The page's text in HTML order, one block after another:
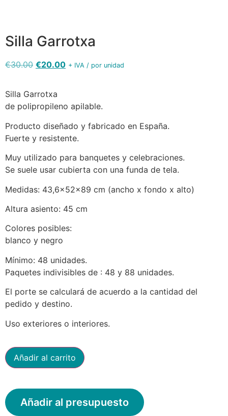
Silla Garrotxa
€30.00 €20.00 + IVA / por unidad
Silla Garrotxa
de polipropileno apilable.
Producto diseñado y fabricado en España.
Fuerte y resistente.
Muy utilizado para banquetes y celebraciones.
Se suele usar cubierta con una funda de tela.
Medidas: 43,6x52x89 cm (ancho x fondo x alto)
Altura asiento: 45 cm
Colores posibles:
blanco y negro
Mínimo: 48 unidades.
Paquetes indivisibles de : 48 y 88 unidades.
El porte se calculará de acuerdo a la cantidad del
pedido y destino.
Uso exteriores o interiores.
Añadir al carrito
Añadir al presupuesto